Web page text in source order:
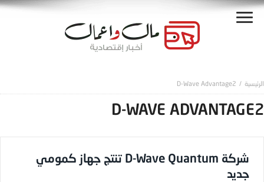
D-Wave Advantage2
D-WAVE ADVANTAGE2
شركة D-Wave Quantum تنتج جهاز كمومي
جديد